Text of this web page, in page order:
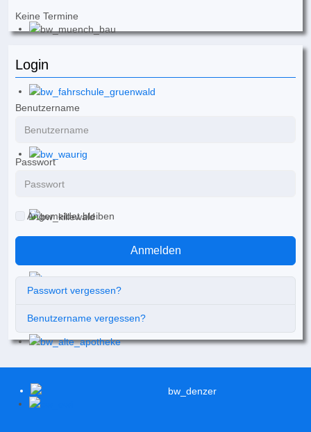
Keine Termine
Login
Benutzername
Passwort
Angemeldet bleiben
Anmelden
Passwort vergessen?
Benutzername vergessen?